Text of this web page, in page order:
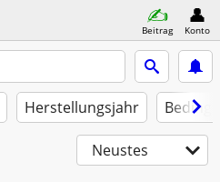
Beitrag Konto
Herstellungsjahr
Neustes